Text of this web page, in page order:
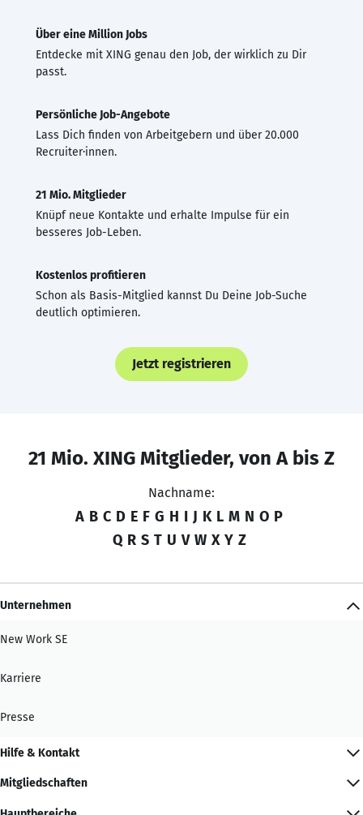
Über eine Million Jobs
Entdecke mit XING genau den Job, der wirklich zu Dir
passt.
Persönliche Job-Angebote
Lass Dich finden von Arbeitgebern und über 20.000
Recruiter·innen.
21 Mio. Mitglieder
Knüpf neue Kontakte und erhalte Impulse für ein
besseres Job-Leben.
Kostenlos profitieren
Schon als Basis-Mitglied kannst Du Deine Job-Suche
deutlich optimieren.
Jetzt registrieren
21 Mio. XING Mitglieder, von A bis Z
Nachname:
A B C D E F G H I J K L M N O P
Q R S T U V W X Y Z
Unternehmen
New Work SE
Karriere
Presse
Hilfe & Kontakt
Mitgliedschaften